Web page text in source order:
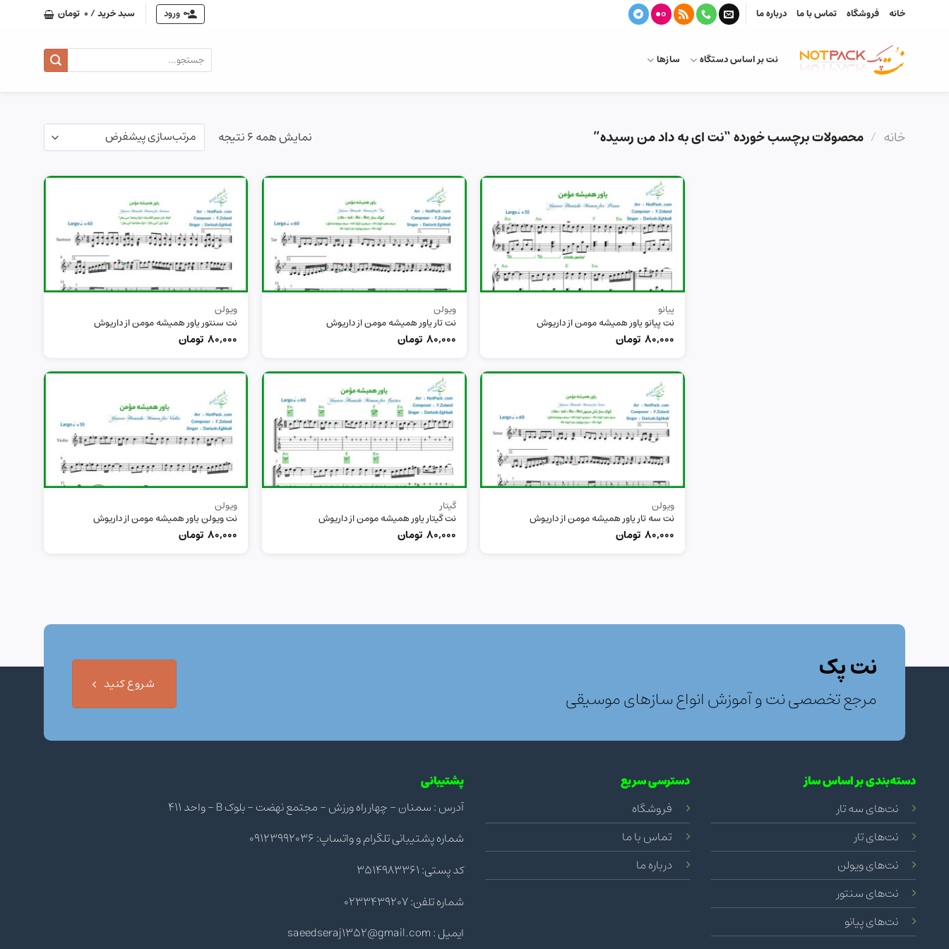
خانه فروشگاه تماس با ما درباره ما ورود سبد خرید /0 تومان
نت بر اساس دستگاه سازها
جستجو
برای:
خانه / محصولات برچسب خورده “نت ای به داد من رسیده” نمایش همه 6 نتیجه
پیانو
نت پیانو یاور همیشه مومن از داریوش
80,000 تومان
ویولن
نت تار یاور همیشه مومن از داریوش
80,000 تومان
ویولن
نت سنتور یاور همیشه مومن از داریوش
80,000 تومان
ویولن
نت سه تار یاور همیشه مومن از داریوش
80,000 تومان
گیتار
نت گیتار یاور همیشه مومن از داریوش
80,000 تومان
ویولن
نت ویولن یاور همیشه مومن از داریوش
80,000 تومان
نت پک
مرجع تخصصی نت و آموزش انواع سازهای موسیقی
شروع کنید
دسته‌بندی بر اساس ساز
نت‌های سه تار
نت‌های تار
نت‌های ویولن
نت‌های سنتور
نت‌های پیانو
دسترسی سریع
فروشگاه
تماس با ما
درباره ما
پشتیبانی
آدرس : سمنان - چهار راه ورزش - مجتمع نهضت - بلوک B - واحد 411
شماره پشتیبانی تلگرام و واتساپ: 09123992036
کد پستی: 3514983361
شماره تلفن: 0233439207
ایمیل : saeedseraj1352@gmail.com